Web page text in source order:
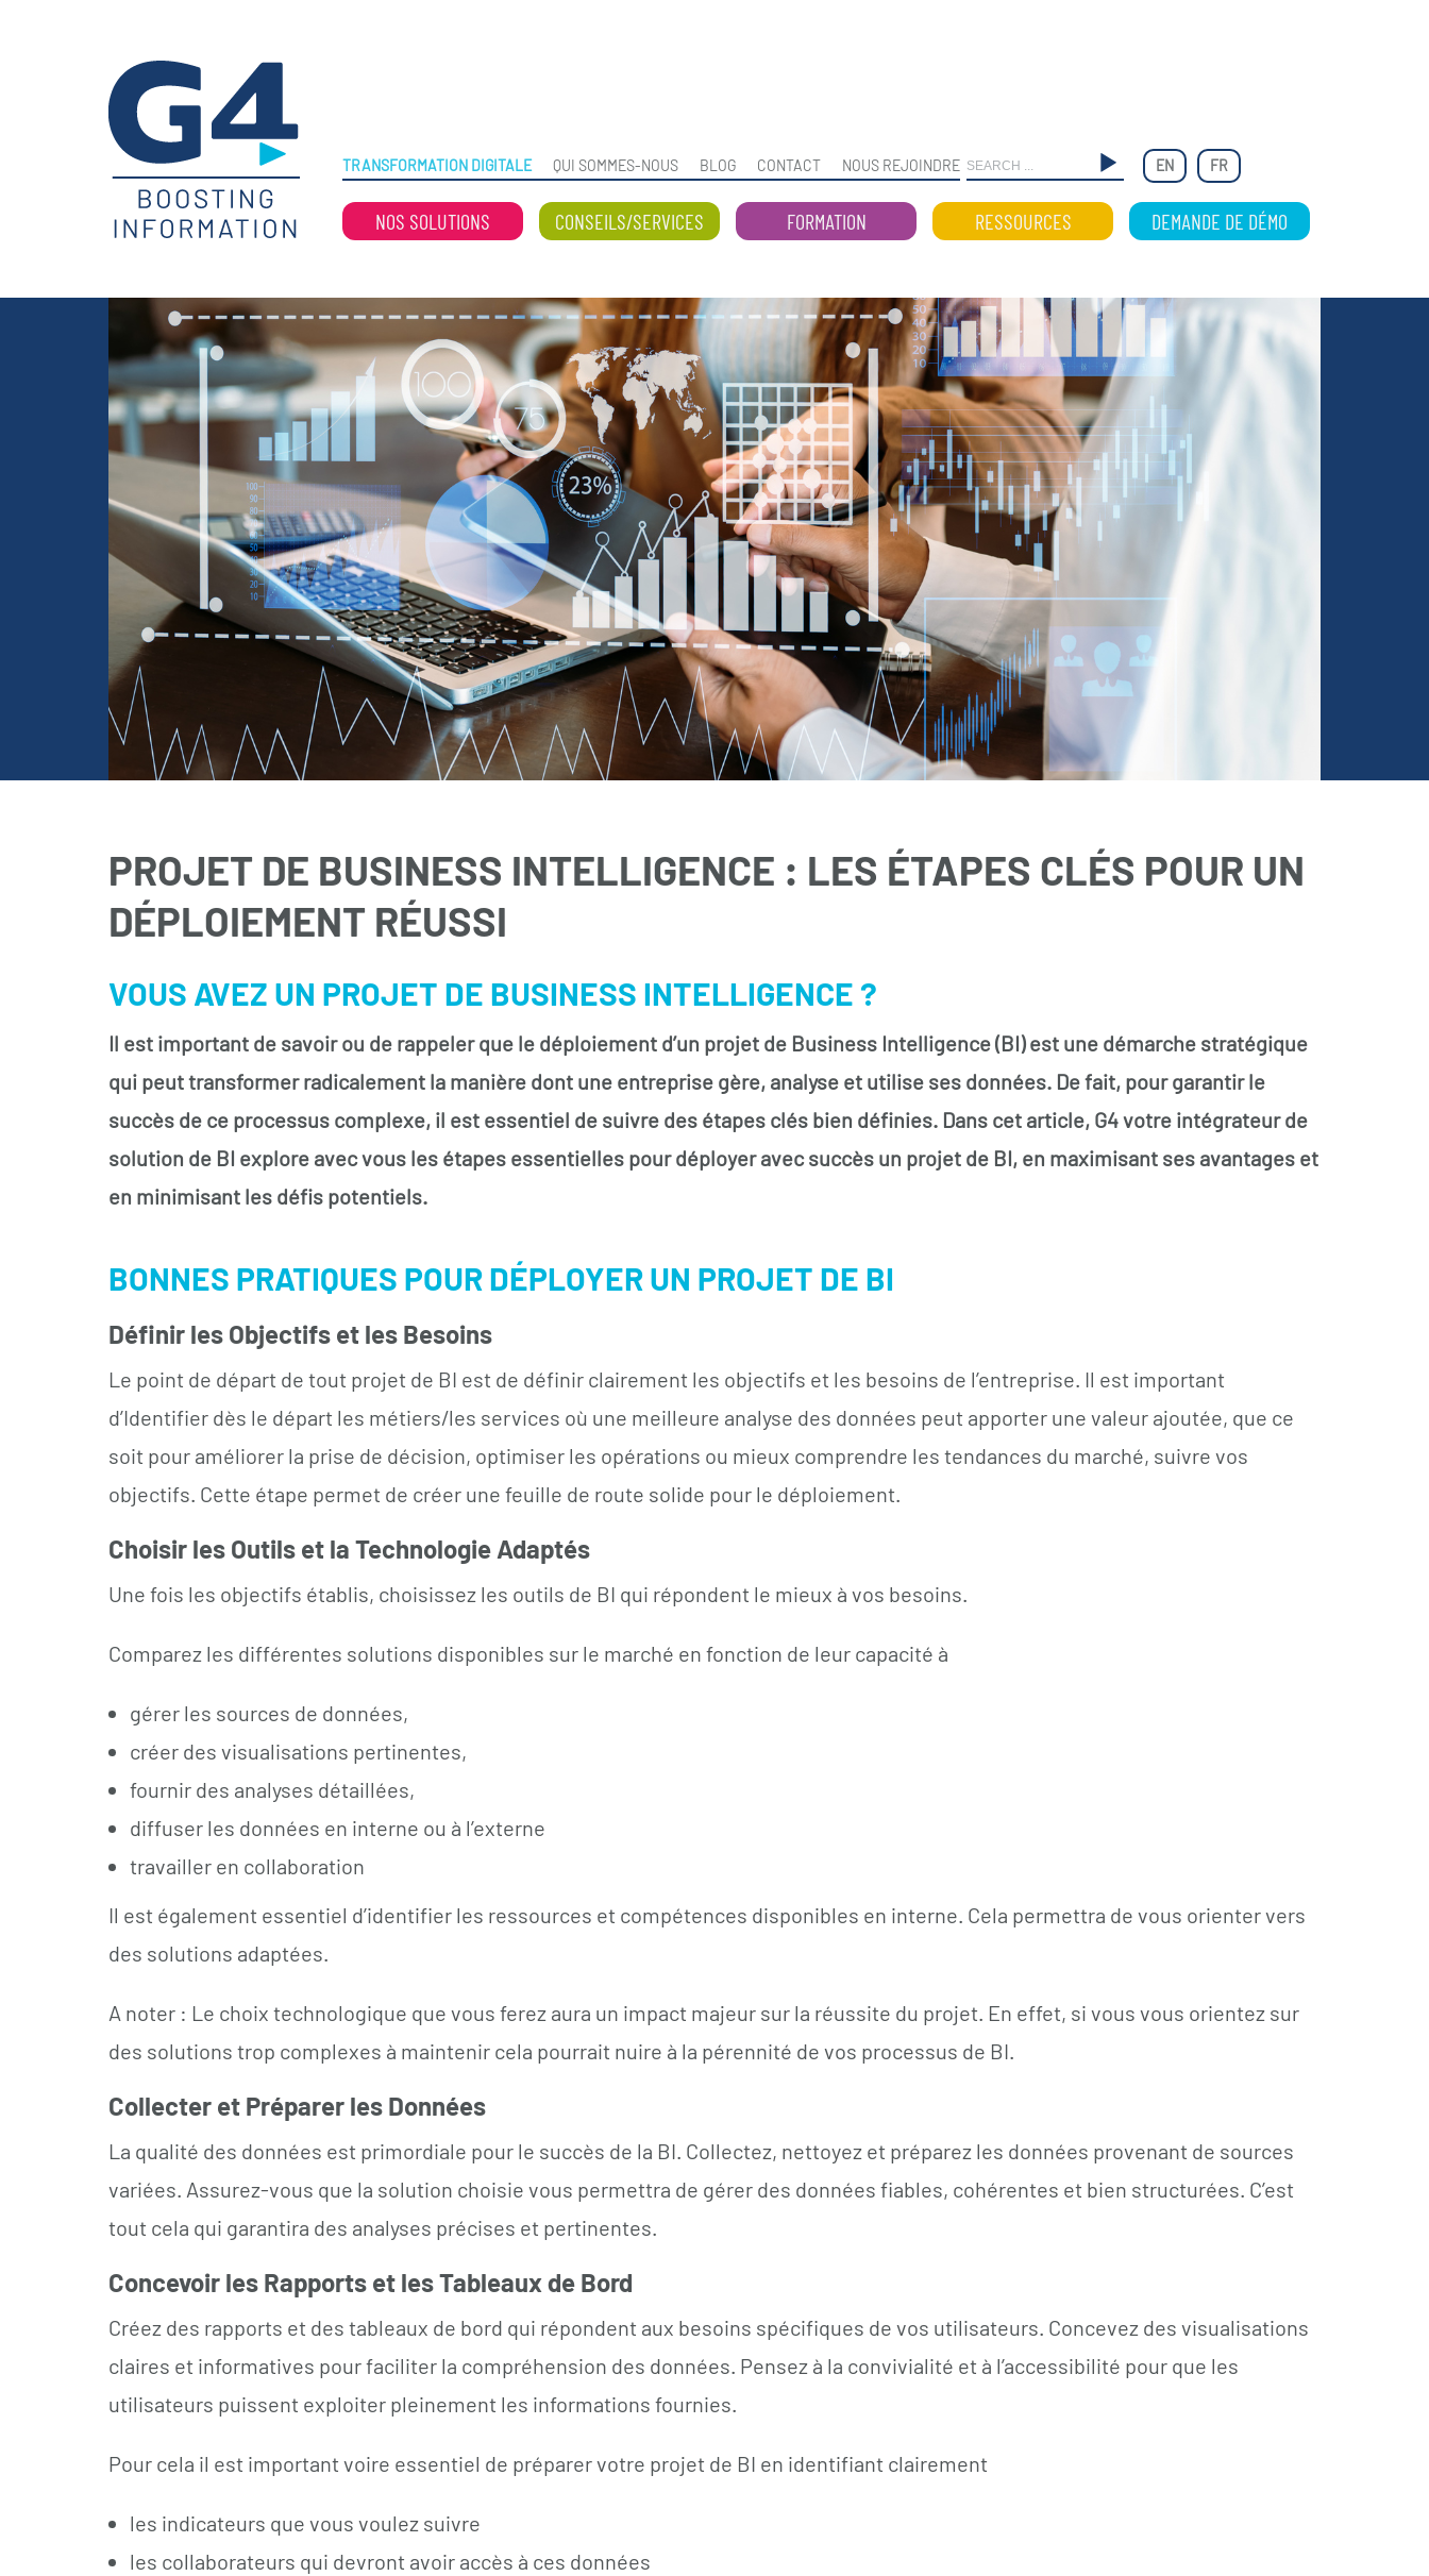
TRANSFORMATION DIGITALE QUI SOMMES-NOUS BLOG CONTACT NOUS REJOINDRE EN FR
NOS SOLUTIONS CONSEILS/SERVICES FORMATION RESSOURCES DEMANDE DE DÉMO
PROJET DE BUSINESS INTELLIGENCE : LES ÉTAPES CLÉS POUR UN
DÉPLOIEMENT RÉUSSI
VOUS AVEZ UN PROJET DE BUSINESS INTELLIGENCE ?
Il est important de savoir ou de rappeler que le déploiement d’un projet de Business Intelligence (BI) est une démarche stratégique
qui peut transformer radicalement la manière dont une entreprise gère, analyse et utilise ses données. De fait, pour garantir le
succès de ce processus complexe, il est essentiel de suivre des étapes clés bien définies. Dans cet article, G4 votre intégrateur de
solution de BI explore avec vous les étapes essentielles pour déployer avec succès un projet de BI, en maximisant ses avantages et
en minimisant les défis potentiels.
BONNES PRATIQUES POUR DÉPLOYER UN PROJET DE BI
Définir les Objectifs et les Besoins
Le point de départ de tout projet de BI est de définir clairement les objectifs et les besoins de l’entreprise. Il est important
d’Identifier dès le départ les métiers/les services où une meilleure analyse des données peut apporter une valeur ajoutée, que ce
soit pour améliorer la prise de décision, optimiser les opérations ou mieux comprendre les tendances du marché, suivre vos
objectifs. Cette étape permet de créer une feuille de route solide pour le déploiement.
Choisir les Outils et la Technologie Adaptés
Une fois les objectifs établis, choisissez les outils de BI qui répondent le mieux à vos besoins.
Comparez les différentes solutions disponibles sur le marché en fonction de leur capacité à
gérer les sources de données,
créer des visualisations pertinentes,
fournir des analyses détaillées,
diffuser les données en interne ou à l’externe
travailler en collaboration
Il est également essentiel d’identifier les ressources et compétences disponibles en interne. Cela permettra de vous orienter vers
des solutions adaptées.
A noter : Le choix technologique que vous ferez aura un impact majeur sur la réussite du projet. En effet, si vous vous orientez sur
des solutions trop complexes à maintenir cela pourrait nuire à la pérennité de vos processus de BI.
Collecter et Préparer les Données
La qualité des données est primordiale pour le succès de la BI. Collectez, nettoyez et préparez les données provenant de sources
variées. Assurez-vous que la solution choisie vous permettra de gérer des données fiables, cohérentes et bien structurées. C’est
tout cela qui garantira des analyses précises et pertinentes.
Concevoir les Rapports et les Tableaux de Bord
Créez des rapports et des tableaux de bord qui répondent aux besoins spécifiques de vos utilisateurs. Concevez des visualisations
claires et informatives pour faciliter la compréhension des données. Pensez à la convivialité et à l’accessibilité pour que les
utilisateurs puissent exploiter pleinement les informations fournies.
Pour cela il est important voire essentiel de préparer votre projet de BI en identifiant clairement
les indicateurs que vous voulez suivre
les collaborateurs qui devront avoir accès à ces données